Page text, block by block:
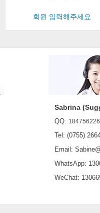
회원 입력해주세요
Sabrina
QQ: 184756226
Tel: (0755)
Email:
WhatsApp:
WeChat: